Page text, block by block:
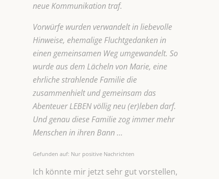
neue Kommunikation traf.
Vorwürfe wurden verwandelt in liebevolle
Hinweise, ehemalige Fluchtgedanken in
einen gemeinsamen Weg umgewandelt. So
wurde aus dem Lächeln von Marie, eine
ehrliche strahlende Familie die
zusammenhielt und gemeinsam das
Abenteuer LEBEN völlig neu (er)leben darf.
Und genau diese Familie zog immer mehr
Menschen in ihren Bann …
Gefunden auf: Nur positive Nachrichten
Ich könnte mir jetzt sehr gut vorstellen,